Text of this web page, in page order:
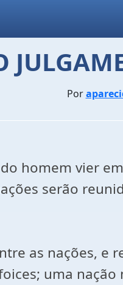
Por
do homem vier
serão
as nações,
uma